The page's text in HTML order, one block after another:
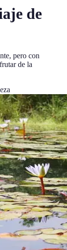
de
pero con
de la